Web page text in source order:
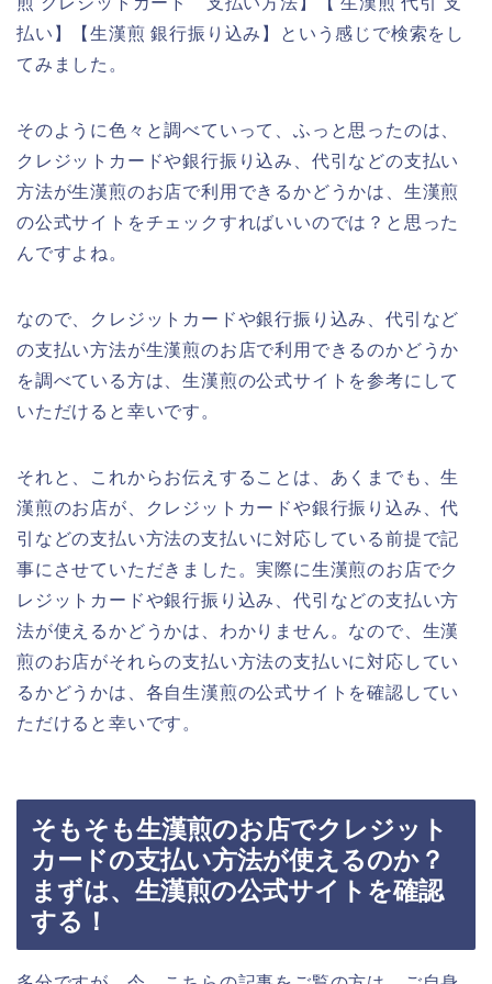
払い】【生漢煎 銀行振り込み】という感じで検索をし
てみました。
そのように色々と調べていって、ふっと思ったのは、
クレジットカードや銀行振り込み、代引などの支払い
方法が生漢煎のお店で利用できるかどうかは、生漢煎
の公式サイトをチェックすればいいのでは？と思った
んですよね。
なので、クレジットカードや銀行振り込み、代引など
の支払い方法が生漢煎のお店で利用できるのかどうか
を調べている方は、生漢煎の公式サイトを参考にして
いただけると幸いです。
それと、これからお伝えすることは、あくまでも、生
漢煎のお店が、クレジットカードや銀行振り込み、代
引などの支払い方法の支払いに対応している前提で記
事にさせていただきました。実際に生漢煎のお店でク
レジットカードや銀行振り込み、代引などの支払い方
法が使えるかどうかは、わかりません。なので、生漢
煎のお店がそれらの支払い方法の支払いに対応してい
るかどうかは、各自生漢煎の公式サイトを確認してい
ただけると幸いです。
そもそも生漢煎のお店でクレジット
カードの支払い方法が使えるのか？
まずは、生漢煎の公式サイトを確認
する！